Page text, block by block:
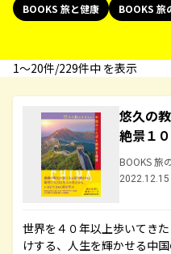
BOOKS 旅と健康
BOOKS 旅
1〜20件/229件中 を表示
悠久の
絶景１
BOOKS 旅
2022.12.15
世界を４０年以上歩いてき
けする、人生を輝かせる中